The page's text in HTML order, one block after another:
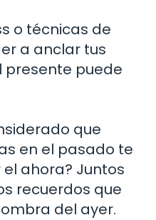
o técnicas de
a anclar tus
presente puede
que
en el pasado te
ahora? Juntos
recuerdos que
del ayer.